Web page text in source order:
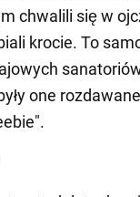
chwalili się w
krocie. To
one